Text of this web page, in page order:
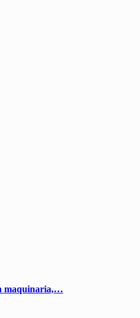
maquinaria,…